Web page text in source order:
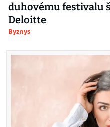
duhovému festivalu
Deloitte
Byznys